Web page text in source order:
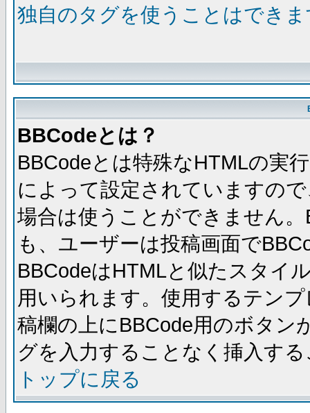
独自のタグを使うことはでき
BBCodeとは？
BBCodeとは特殊なHTMLの実
によって設定されていますの
場合は使うことができません
も、ユーザーは投稿画面で
BBCodeはHTMLと似たスタイ
用いられます。使用するテン
稿欄の上にBBCode用のボタン
グを入力することなく挿入す
トップに戻る